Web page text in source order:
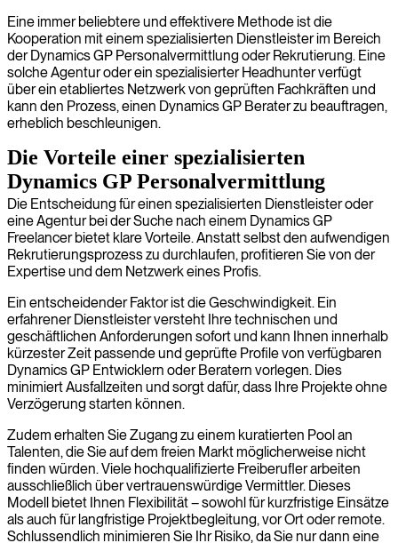
Eine immer beliebtere und effektivere Methode ist die
Kooperation mit einem spezialisierten Dienstleister im Bereich
der Dynamics GP Personalvermittlung oder Rekrutierung. Eine
solche Agentur oder ein spezialisierter Headhunter verfügt
über ein etabliertes Netzwerk von geprüften Fachkräften und
kann den Prozess, einen Dynamics GP Berater zu beauftragen,
erheblich beschleunigen.
Die Vorteile einer spezialisierten
Dynamics GP Personalvermittlung
Die Entscheidung für einen spezialisierten Dienstleister oder
eine Agentur bei der Suche nach einem Dynamics GP
Freelancer bietet klare Vorteile. Anstatt selbst den aufwendigen
Rekrutierungsprozess zu durchlaufen, profitieren Sie von der
Expertise und dem Netzwerk eines Profis.
Ein entscheidender Faktor ist die Geschwindigkeit. Ein
erfahrener Dienstleister versteht Ihre technischen und
geschäftlichen Anforderungen sofort und kann Ihnen innerhalb
kürzester Zeit passende und geprüfte Profile von verfügbaren
Dynamics GP Entwicklern oder Beratern vorlegen. Dies
minimiert Ausfallzeiten und sorgt dafür, dass Ihre Projekte ohne
Verzögerung starten können.
Zudem erhalten Sie Zugang zu einem kuratierten Pool an
Talenten, die Sie auf dem freien Markt möglicherweise nicht
finden würden. Viele hochqualifizierte Freiberufler arbeiten
ausschließlich über vertrauenswürdige Vermittler. Dieses
Modell bietet Ihnen Flexibilität – sowohl für kurzfristige Einsätze
als auch für langfristige Projektbegleitung, vor Ort oder remote.
Schlussendlich minimieren Sie Ihr Risiko, da Sie nur dann eine